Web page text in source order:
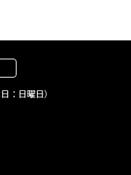
：日曜日）